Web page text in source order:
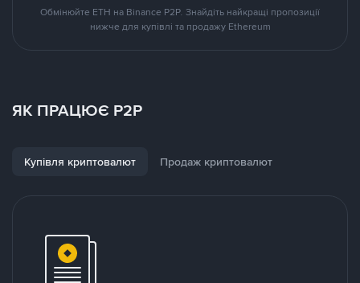
Обмінюйте ETH на Binance P2P. Знайдіть найкращі пропозиції
нижче для купівлі та продажу Ethereum
ЯК ПРАЦЮЄ P2P
Купівля криптовалют Продаж криптовалют